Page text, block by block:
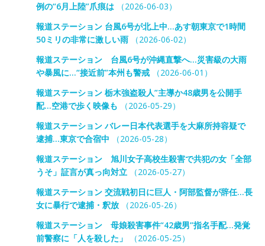
例の“6月上陸”爪痕は（2026-06-03）
報道ステーション 台風6号が北上中…あす朝東京で1時間
50ミリの非常に激しい雨（2026-06-02）
報道ステーション 台風6号が沖縄直撃へ…災害級の大雨
や暴風に…“接近前”本州も警戒（2026-06-01）
報道ステーション 栃木強盗殺人”主導か48歳男を公開手
配…空港で歩く映像も （2026-05-29）
報道ステーション バレー日本代表選手を大麻所持容疑で
逮捕…東京で合宿中 （2026-05-28）
報道ステーション 旭川女子高校生殺害で共犯の女「全部
うそ」証言が真っ向対立（2026-05-27）
報道ステーション 交流戦初日に巨人・阿部監督が辞任…長
女に暴行で逮捕・釈放（2026-05-26）
報道ステーション 母娘殺害事件“42歳男”指名手配…発覚
前警察に「人を殺した」
（2026-05-25）